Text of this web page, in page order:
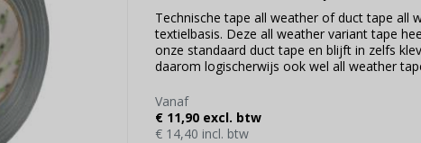
Technische tape all weather of duct tape all
textielbasis. Deze all weather variant tape
onze standaard duct tape en blijft in zelfs
daarom logischerwijs ook wel all weather
Vanaf
€ 11,90 excl. btw
€ 14,40 incl. btw